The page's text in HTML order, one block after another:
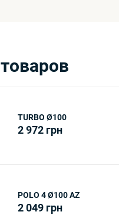
товаров
TURBO Ø100
2 972 грн
POLO 4 Ø100 AZ
2 049 грн